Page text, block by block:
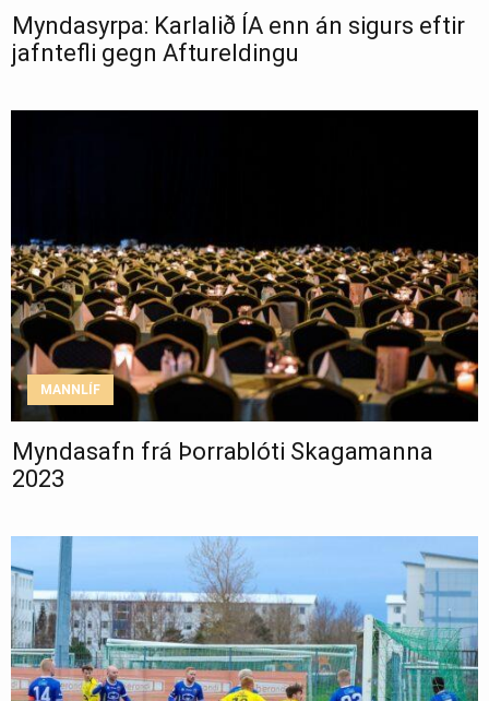
Myndasyrpa: Karlalið ÍA enn án sigurs eftir
jafntefli gegn Aftureldingu
MANNLÍF
Myndasafn frá Þorrablóti Skagamanna
2023